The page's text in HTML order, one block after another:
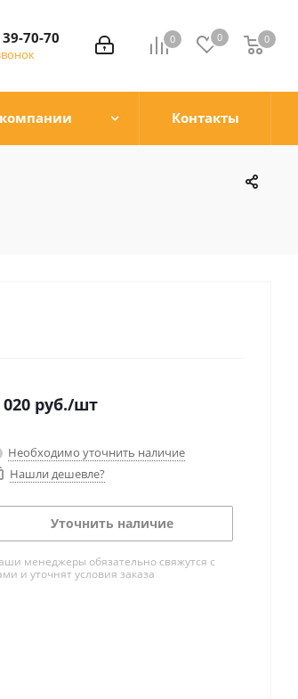
0 0 0
0
70-70
Контакты
020 руб./шт
Необходимо уточнить наличие
Нашли дешевле?
Уточнить наличие
менеджеры обязательно свяжутся с
и уточнят условия заказа